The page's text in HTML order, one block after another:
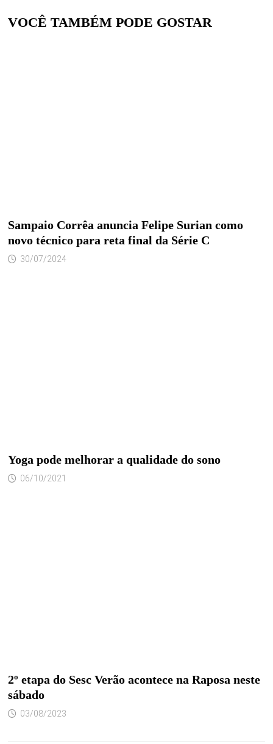
VOCÊ TAMBÉM PODE GOSTAR
Sampaio Corrêa anuncia Felipe Surian como
novo técnico para reta final da Série C
30/07/2024
Yoga pode melhorar a qualidade do sono
06/10/2021
2º etapa do Sesc Verão acontece na Raposa neste
sábado
03/08/2023